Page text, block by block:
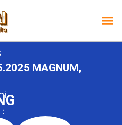
MAGNUM,